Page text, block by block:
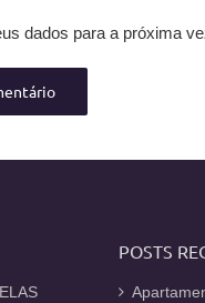
dados para a próxima
POSTS